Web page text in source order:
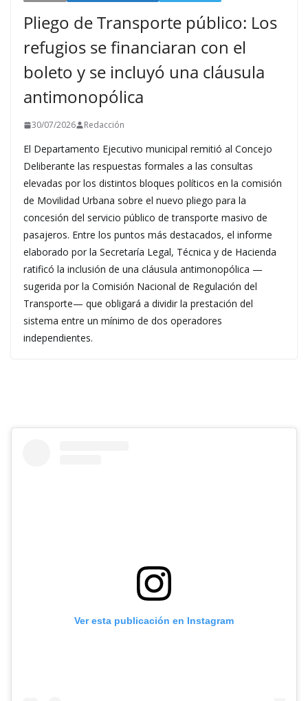
Pliego de Transporte público: Los
refugios se financiaran con el
boleto y se incluyó una cláusula
antimonopólica
30/07/2026 Redacción
El Departamento Ejecutivo municipal remitió al Concejo
Deliberante las respuestas formales a las consultas
elevadas por los distintos bloques políticos en la comisión
de Movilidad Urbana sobre el nuevo pliego para la
concesión del servicio público de transporte masivo de
pasajeros. Entre los puntos más destacados, el informe
elaborado por la Secretaría Legal, Técnica y de Hacienda
ratificó la inclusión de una cláusula antimonopólica —
sugerida por la Comisión Nacional de Regulación del
Transporte— que obligará a dividir la prestación del
sistema entre un mínimo de dos operadores
independientes.
Ver esta publicación en Instagram